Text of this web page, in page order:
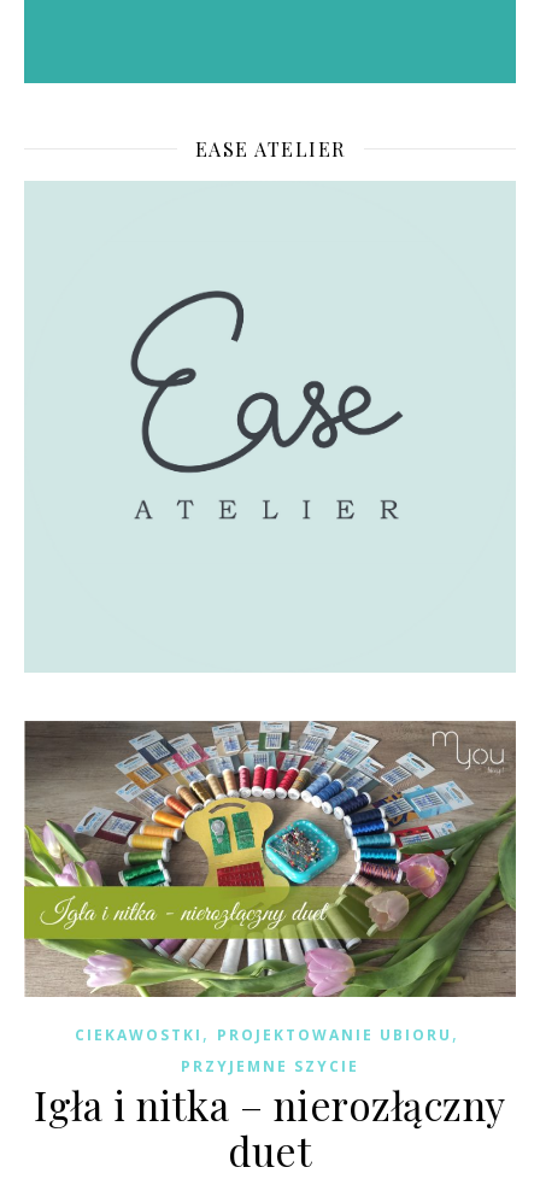
EASE ATELIER
CIEKAWOSTKI , PROJEKTOWANIE UBIORU ,
PRZYJEMNE SZYCIE
Igła i nitka – nierozłączny
duet